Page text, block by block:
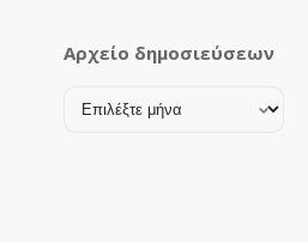
Αρχείο δημοσιεύσεων
Αρχείο